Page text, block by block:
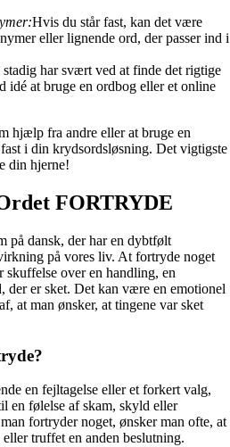
Hvis du står fast, kan det være
eller lignende ord, der passer ind i
har svært ved at finde det rigtige
idé at bruge en ordbog eller et online
hjælp fra andre eller at bruge en
i din krydsordsløsning. Det vigtigste
din hjerne!
FORTRYDE
på dansk, der har en dybtfølt
på vores liv. At fortryde noget
skuffelse over en handling, en
der er sket. Det kan være en emotionel
at man ønsker, at tingene var sket
en fejltagelse eller et forkert valg,
en følelse af skam, skyld eller
fortryder noget, ønsker man ofte, at
truffet en anden beslutning.